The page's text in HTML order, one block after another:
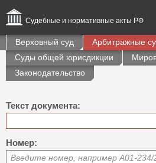
Судебные и нормативные акты РФ
Верховный суд
Арбитражные
Суды общей юрисдикции
Законодательство
Текст документа:
Номер:
Введите номер, например А01-234/